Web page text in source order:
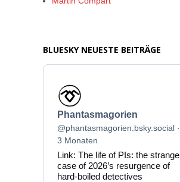
BLUESKY NEUESTE BEITRÄGE
Beitrag
von
Phantasmagorien
auf
Bluesky
ansehen
Phantasmagorien
@phantasmagorien.bsky.social
3 Monaten
Link: The life of PIs: the strange
case of 2026’s resurgence of
hard-boiled detectives